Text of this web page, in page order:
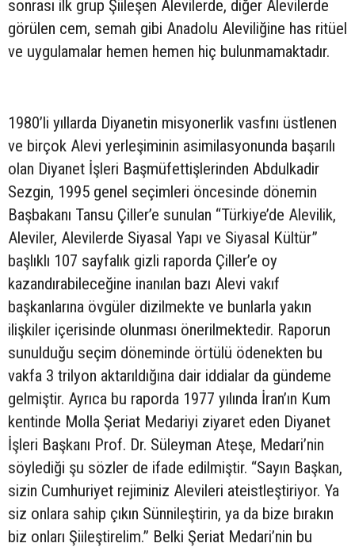
sonrası ilk grup Şiileşen Alevilerde, diğer Alevilerde
görülen cem, semah gibi Anadolu Aleviliğine has ritüel
ve uygulamalar hemen hemen hiç bulunmamaktadır.
1980’li yıllarda Diyanetin misyonerlik vasfını üstlenen
ve birçok Alevi yerleşiminin asimilasyonunda başarılı
olan Diyanet İşleri Başmüfettişlerinden Abdulkadir
Sezgin, 1995 genel seçimleri öncesinde dönemin
Başbakanı Tansu Çiller’e sunulan “Türkiye’de Alevilik,
Aleviler, Alevilerde Siyasal Yapı ve Siyasal Kültür”
başlıklı 107 sayfalık gizli raporda Çiller’e oy
kazandırabileceğine inanılan bazı Alevi vakıf
başkanlarına övgüler dizilmekte ve bunlarla yakın
ilişkiler içerisinde olunması önerilmektedir. Raporun
sunulduğu seçim döneminde örtülü ödenekten bu
vakfa 3 trilyon aktarıldığına dair iddialar da gündeme
gelmiştir. Ayrıca bu raporda 1977 yılında İran’ın Kum
kentinde Molla Şeriat Medariyi ziyaret eden Diyanet
İşleri Başkanı Prof. Dr. Süleyman Ateşe, Medari’nin
söylediği şu sözler de ifade edilmiştir. “Sayın Başkan,
sizin Cumhuriyet rejiminiz Alevileri ateistleştiriyor. Ya
siz onlara sahip çıkın Sünnileştirin, ya da bize bırakın
biz onları Şiileştirelim.” Belki Şeriat Medari’nin bu